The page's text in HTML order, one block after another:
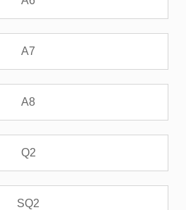
A7
A8
Q2
SQ2